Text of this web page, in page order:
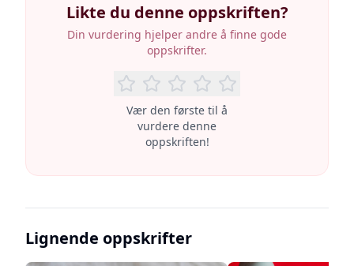
Likte du denne oppskriften?
Din vurdering hjelper andre å finne gode
oppskrifter.
Vær den første til å
vurdere denne
oppskriften!
Lignende oppskrifter